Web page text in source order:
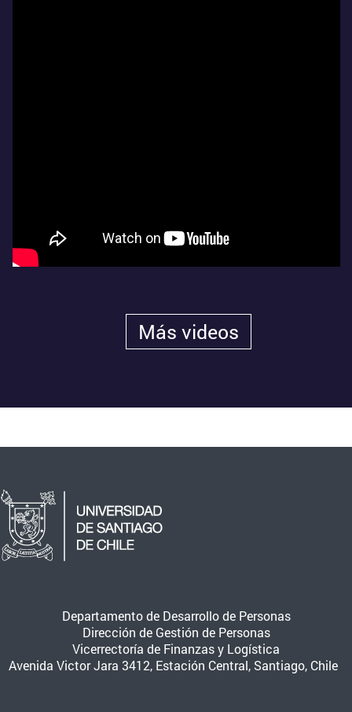
Más videos
Departamento de Desarrollo de Personas
Dirección de Gestión de Personas
Vicerrectoría de Finanzas y Logística
Avenida Victor Jara 3412, Estación Central, Santiago, Chile